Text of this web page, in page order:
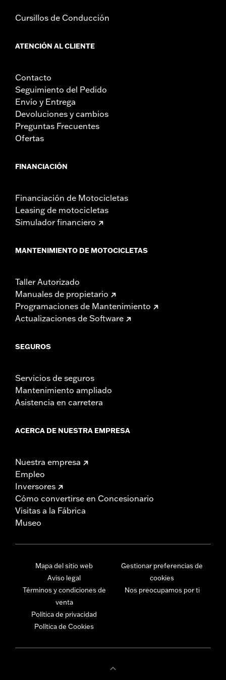
Cursillos de Conducción
ATENCIÓN AL CLIENTE
Contacto
Seguimiento del Pedido
Envío y Entrega
Devoluciones y cambios
Preguntas Frecuentes
Ofertas
FINANCIACIÓN
Financiación de Motocicletas
Leasing de motocicletas
Simulador financiero
MANTENIMIENTO DE MOTOCICLETAS
Taller Autorizado
Manuales de propietario
Programaciones de Mantenimiento
Actualizaciones de Software
SEGUROS
Servicios de seguros
Mantenimiento ampliado
Asistencia en carretera
ACERCA DE NUESTRA EMPRESA
Nuestra empresa
Empleo
Inversores
Cómo convertirse en Concesionario
Visitas a la Fábrica
Museo
Mapa del sitio web
Aviso legal
Términos y condiciones de
venta
Política de privacidad
Política de Cookies
Gestionar preferencias de
cookies
Nos preocupamos por ti